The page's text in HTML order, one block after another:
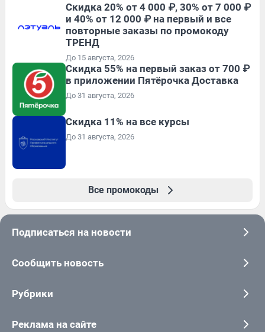
Скидка 20% от 4 000 ₽, 30% от 7 000 ₽
и 40% от 12 000 ₽ на первый и все
повторные заказы по промокоду
ТРЕНД
До 15 августа, 2026
Скидка 55% на первый заказ от 700 ₽
в приложении Пятёрочка Доставка
До 31 августа, 2026
Скидка 11% на все курсы
До 31 августа, 2026
Все промокоды
Подписаться на новости
Сообщить новость
Рубрики
Реклама на сайте